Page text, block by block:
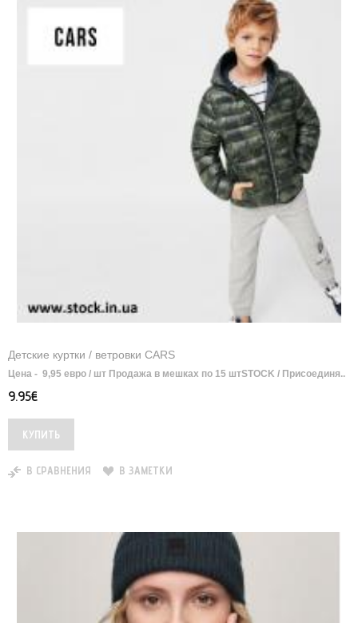
Детские куртки / ветровки CARS
Цена - 9,95 евро / шт Продажа в мешках по 15 шт ​ STOCK / Присоединя..
9.95€
В СРАВНЕНИЯ В ЗАМЕТКИ